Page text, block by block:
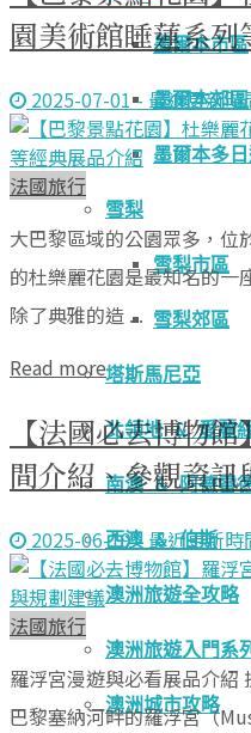
墨爾本市區
墨爾本郊區
墨爾本多
雪梨
雪梨市區
雪梨郊區
塔斯馬尼亞
北領地 & 愛麗
南澳 & 阿德雷
西澳 & 伯斯
澳洲旅遊全攻略
澳洲旅遊入門系
澳洲城市攻略
園美術館睡蓮系
2025-07-01 - 最近更新
法國旅行
大巴黎區域的公園眾多，位
的杜樂麗花園是最知名的一
除了典雅的造 ...
Read more
【法國必去博物
間介紹、參觀資訊
2025-06-19 - 最近更新
法國旅行
羅浮宮漫遊與必看展品介紹
巴黎塞納河畔的羅浮宮（